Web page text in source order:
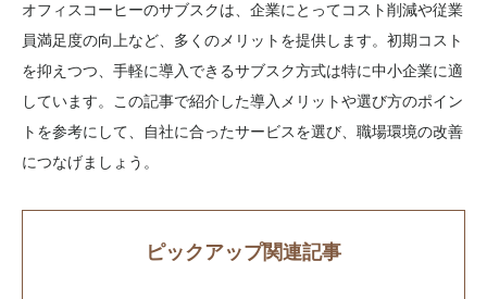
オフィスコーヒーのサブスクは、企業にとってコスト削減や従業
員満足度の向上など、多くのメリットを提供します。初期コスト
を抑えつつ、手軽に導入できるサブスク方式は特に中小企業に適
しています。この記事で紹介した導入メリットや選び方のポイン
トを参考にして、自社に合ったサービスを選び、職場環境の改善
につなげましょう。
ピックアップ関連記事